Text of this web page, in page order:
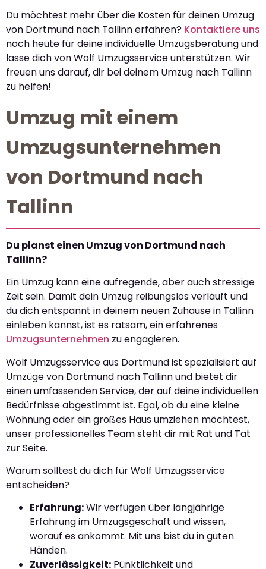
Du möchtest mehr über die Kosten für deinen Umzug
von Dortmund nach Tallinn erfahren? Kontaktiere uns
noch heute für deine individuelle Umzugsberatung und
lasse dich von Wolf Umzugsservice unterstützen. Wir
freuen uns darauf, dir bei deinem Umzug nach Tallinn
zu helfen!
Umzug mit einem
Umzugsunternehmen
von Dortmund nach
Tallinn
Du planst einen Umzug von Dortmund nach
Tallinn?
Ein Umzug kann eine aufregende, aber auch stressige
Zeit sein. Damit dein Umzug reibungslos verläuft und
du dich entspannt in deinem neuen Zuhause in Tallinn
einleben kannst, ist es ratsam, ein erfahrenes
Umzugsunternehmen zu engagieren.
Wolf Umzugsservice aus Dortmund ist spezialisiert auf
Umzüge von Dortmund nach Tallinn und bietet dir
einen umfassenden Service, der auf deine individuellen
Bedürfnisse abgestimmt ist. Egal, ob du eine kleine
Wohnung oder ein großes Haus umziehen möchtest,
unser professionelles Team steht dir mit Rat und Tat
zur Seite.
Warum solltest du dich für Wolf Umzugsservice
entscheiden?
Erfahrung:Wir verfügen über langjährige
Erfahrung im Umzugsgeschäft und wissen,
worauf es ankommt. Mit uns bist du in guten
Händen.
Zuverlässigkeit: Pünktlichkeit und